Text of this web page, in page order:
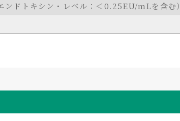
ンドトキシン・レベル：＜0.25EU/mLを含む）